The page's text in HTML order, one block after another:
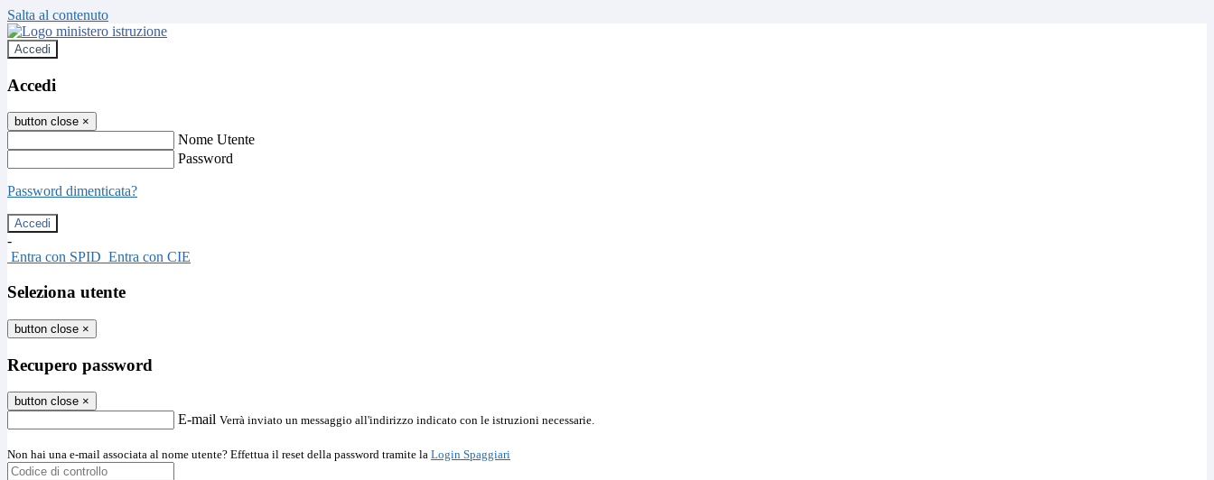
Salta al contenuto
Accedi
Accedi
button close ×
Nome Utente
Password
Password dimenticata?
-
Entra con SPID Entra con CIE
Seleziona utente
button close ×
Recupero password
button close ×
E-mail Verrà inviato un messaggio all'indirizzo indicato con le istruzioni necessarie.
Non hai una e-mail associata al nome utente? Effettua il reset della password tramite la Login Spaggiari